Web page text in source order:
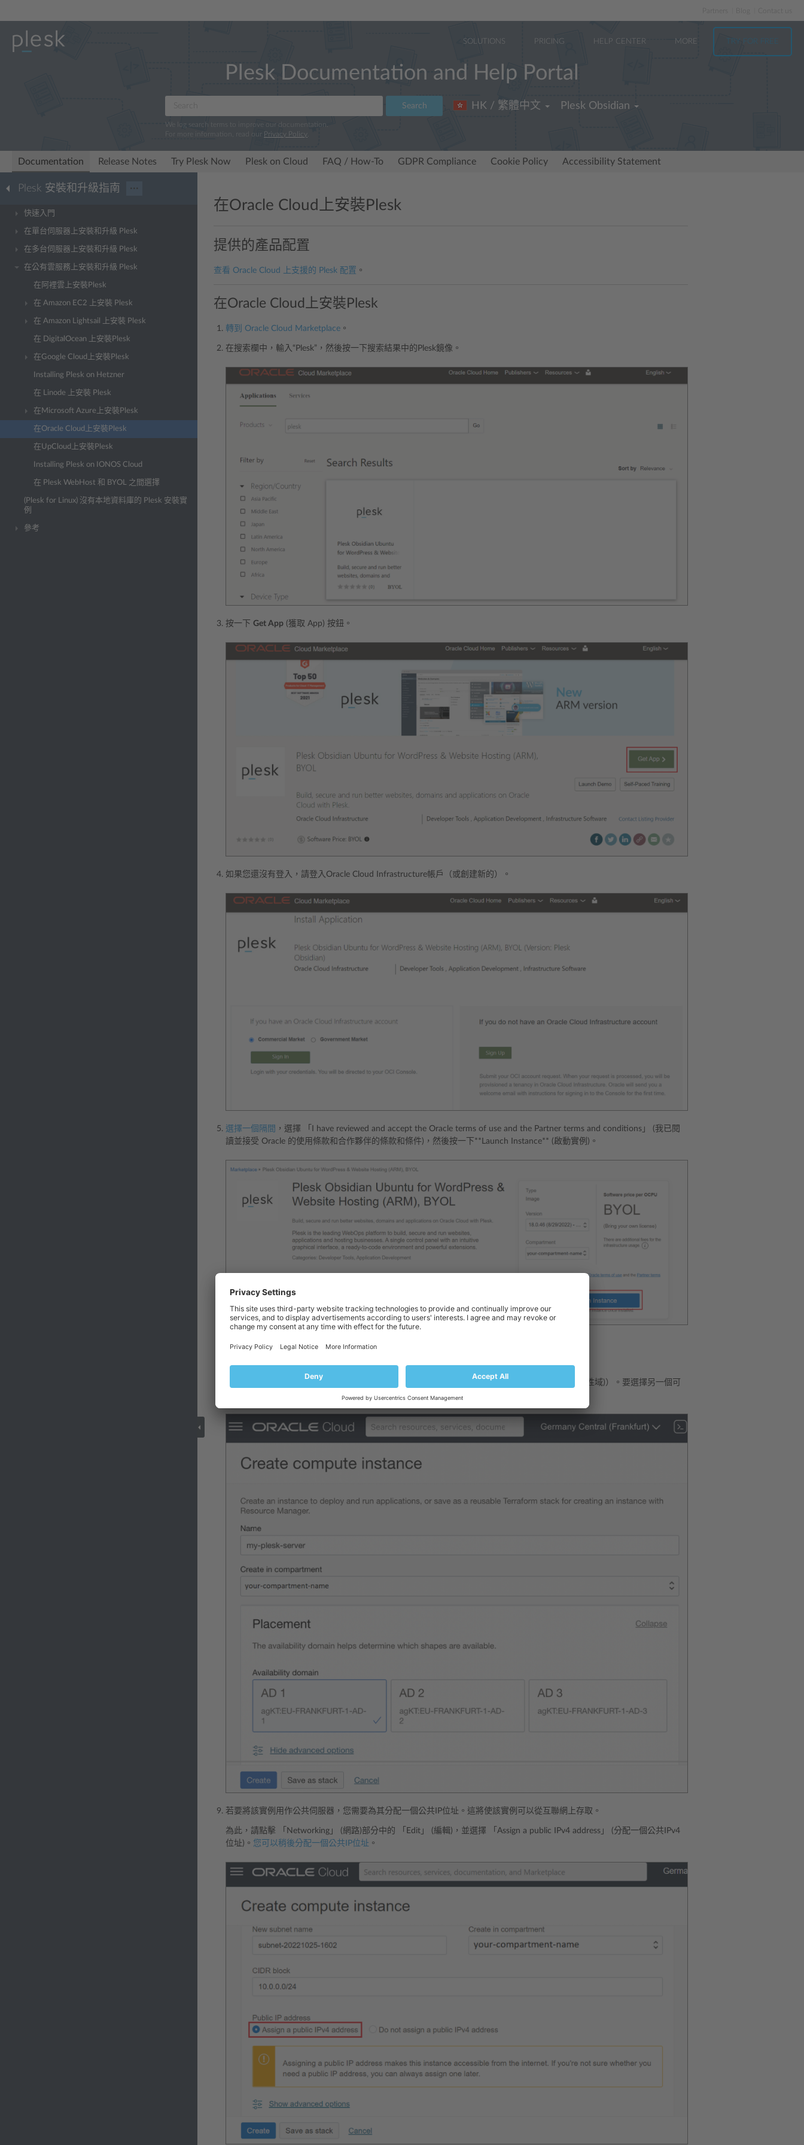
Partners
SOLUTIONS PRICING HELP CENTER MORE TRY FOR FREE
Plesk Documentation and Help Portal
Search
We log search terms to improve our documentation.
For more information, read our Privacy Policy
HK / 繁體中文 Plesk Obsidian
Documentation Release Notes Try Plesk Now Plesk on Cloud FAQ / How-To GDPR Compliance Cookie Policy Accessibility Statement
Plesk 安裝和升級指南 ···
快速入門
在單台伺服器上安裝和升級 Plesk
在多台伺服器上安裝和升級 Plesk
在公有雲服務上安裝和升級 Plesk
在阿裡雲上安裝Plesk
在 Amazon EC2 上安裝 Plesk
在 Amazon Lightsail 上安裝 Plesk
在 DigitalOcean 上安裝Plesk
在Google Cloud上安裝Plesk
Installing Plesk on Hetzner
在 Linode 上安裝 Plesk
在Microsoft Azure上安裝Plesk
在Oracle Cloud上安裝Plesk
在UpCloud上安裝Plesk
Installing Plesk on IONOS Cloud
在 Plesk WebHost 和 BYOL 之間選擇
(Plesk for Linux) 沒有本地資料庫的 Plesk 安裝實
例
參考
在Oracle Cloud上安裝Plesk
提供的產品配置
查看 Oracle Cloud 上支援的 Plesk 配置 。
在Oracle Cloud上安裝Plesk
轉到 Oracle Cloud Marketplace 。
在搜索欄中，輸入“Plesk”，然後按一下搜索結果中的Plesk鏡像。
按一下 Get App (獲取 App) 按鈕。
如果您還沒有登入，請登入Oracle Cloud Infrastructure帳戶（或創建新的）。
選擇一個隔間 ，選擇 「I have reviewed and accept the Oracle terms of use and the Partner terms and conditions」 (我已閱
讀並接受 Oracle 的使用條款和合作夥伴的條款和條件)，然後按一下**Launch Instance** (啟動實例)。
請給您的實例指定一個可識別的名稱。
Oracle Cloud會自動選擇您所在區域的資料中心（Oracle Cloud稱之為」availability domain」 (可用性域)）。要選擇另一個可
用性域，請按一下」Placement」 (放置)部分中的 「Edit」 (編輯)。
若要將該實例用作公共伺服器，您需要為其分配一個公共IP位址。這將使該實例可以從互聯網上存取。
為此，請點擊 「Networking」 (網路)部分中的 「Edit」 (編輯)，並選擇 「Assign a public IPv4 address」 (分配一個公共IPv4
位址)。 您可以稍後分配一個公共IP位址 。